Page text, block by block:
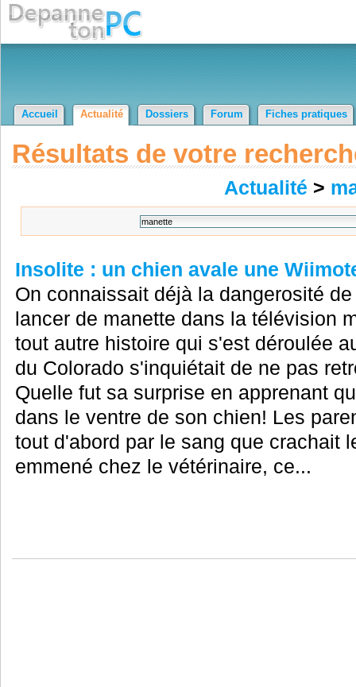
Accueil Actualité Dossiers Forum Fiches pratiques
Résultats de votre
Actualité >
Insolite : un chien avale une
On connaissait déjà la dangerosité
lancer de manette dans la télévision
tout autre histoire qui s'est déroulée
du Colorado s'inquiétait de ne pas
Quelle fut sa surprise en apprenant
dans le ventre de son chien! Les
tout d'abord par le sang que crachait
emmené chez le vétérinaire, ce...